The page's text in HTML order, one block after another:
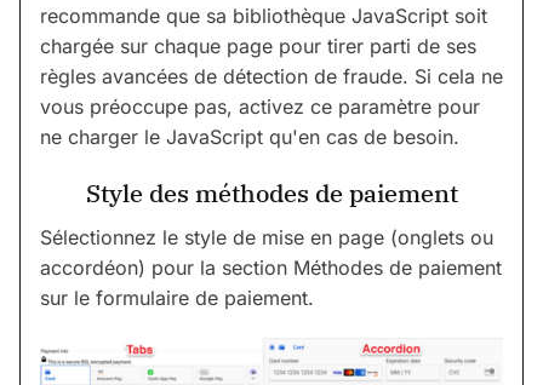
recommande que sa bibliothèque JavaScript soit
chargée sur chaque page pour tirer parti de ses
règles avancées de détection de fraude. Si cela ne
vous préoccupe pas, activez ce paramètre pour
ne charger le JavaScript qu'en cas de besoin.
Style des méthodes de paiement
Sélectionnez le style de mise en page (onglets ou
accordéon) pour la section Méthodes de paiement
sur le formulaire de paiement.